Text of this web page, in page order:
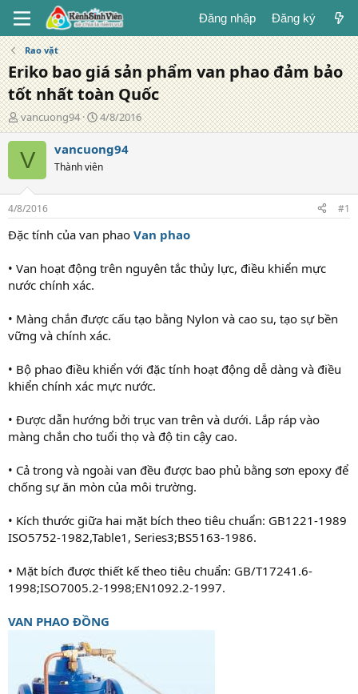
Đăng nhập Đăng ký
Rao vặt
Eriko bao giá sản phẩm van phao đảm bảo
tốt nhất toàn Quốc
T
á
c
g
ả
vancuong94
N
g
à
đ
g
4/8/2016
V vancuong94
Thành viên
4/8/2016 #1
Đặc tính của van phao Van phao
• Van hoạt động trên nguyên tắc thủy lực, điều khiển mực
nước chính xác.
• Màng chắn được cấu tạo bằng Nylon và cao su, tạo sự bền
vững và chính xác.
• Bộ phao điều khiển với đặc tính hoạt động dễ dàng và điều
khiển chính xác mực nước.
• Được dẫn hướng bởi trục van trên và dưới. Lắp ráp vào
màng chắn cho tuổi thọ và độ tin cậy cao.
• Cả trong và ngoài van đều được bao phủ bằng sơn epoxy để
chống sự ăn mòn của môi trường.
• Kích thước giữa hai mặt bích theo tiêu chuẩn: GB1221-1989
ISO5752-1982,Table1, Series3;BS5163-1986.
• Mặt bích được thiết kế theo tiêu chuẩn: GB/T17241.6-
1998;ISO7005.2-1998;EN1092.2-1997.
VAN PHAO ĐỒNG